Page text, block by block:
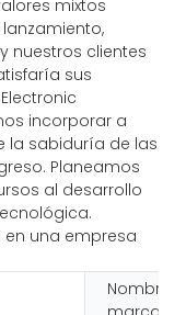
mixtos
nuestros clientes
sus
incorporar a
la sabiduría de las
Planeamos
al desarrollo
una empresa
Nombre